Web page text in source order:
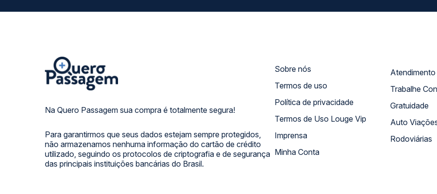
Na Quero Passagem sua compra é totalmente segura!
Para garantirmos que seus dados estejam sempre protegidos,
não armazenamos nenhuma informação do cartão de crédito
utilizado, seguindo os protocolos de criptografia e de segurança
das principais instituições bancárias do Brasil.
Sobre nós
Termos de uso
Política de privacidade
Termos de Uso Louge Vip
Imprensa
Minha Conta
Trabalhe
Gratuidade
Auto
Rodoviárias